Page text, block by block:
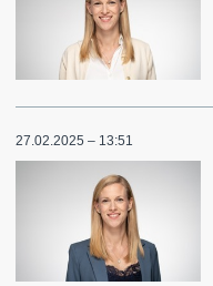
27.02.2025 – 13:51